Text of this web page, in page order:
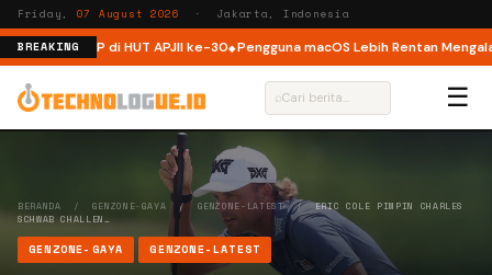
Friday, 07 August 2026 · Jakarta, Indonesia
BREAKINGISP di HUT APJII ke-30 Pengguna macOS Lebih Rentan
⌕ ☰
BERANDA / GENZONE-GAYA / GENZONE-LATEST/ERIC COLE PIMPIN CHARLES
SCHWAB CHALLEN…
GENZONE-GAYA GENZONE-LATEST